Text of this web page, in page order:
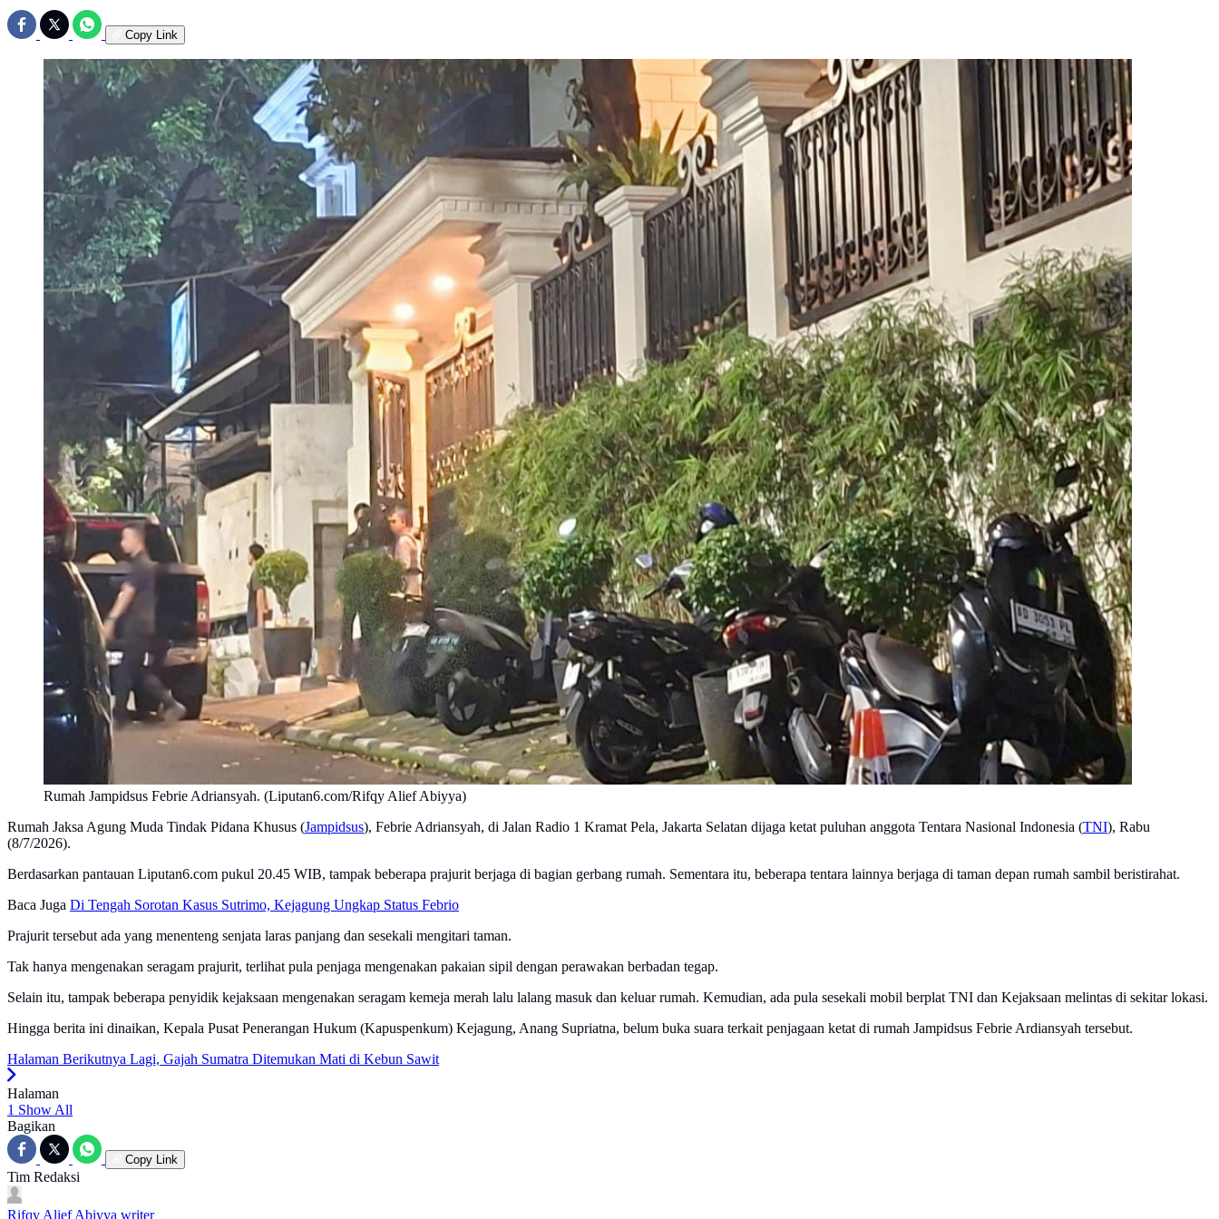
Copy Link
Rumah Jampidsus Febrie Adriansyah. (Liputan6.com/Rifqy Alief Abiyya)
Rumah Jaksa Agung Muda Tindak Pidana Khusus (Jampidsus), Febrie Adriansyah, di Jalan Radio 1 Kramat Pela, Jakarta Selatan dijaga ketat puluhan anggota Tentara Nasional Indonesia (TNI), Rabu
(8/7/2026).
Berdasarkan pantauan Liputan6.com pukul 20.45 WIB, tampak beberapa prajurit berjaga di bagian gerbang rumah. Sementara itu, beberapa tentara lainnya berjaga di taman depan rumah sambil beristirahat.
Baca Juga Di Tengah Sorotan Kasus Sutrimo, Kejagung Ungkap Status Febrio
Prajurit tersebut ada yang menenteng senjata laras panjang dan sesekali mengitari taman.
Tak hanya mengenakan seragam prajurit, terlihat pula penjaga mengenakan pakaian sipil dengan perawakan berbadan tegap.
Selain itu, tampak beberapa penyidik kejaksaan mengenakan seragam kemeja merah lalu lalang masuk dan keluar rumah. Kemudian, ada pula sesekali mobil berplat TNI dan Kejaksaan melintas di sekitar lokasi.
Hingga berita ini dinaikan, Kepala Pusat Penerangan Hukum (Kapuspenkum) Kejagung, Anang Supriatna, belum buka suara terkait penjagaan ketat di rumah Jampidsus Febrie Ardiansyah tersebut.
Halaman Berikutnya Lagi, Gajah Sumatra Ditemukan Mati di Kebun Sawit
Halaman
1 Show All
Bagikan
Copy Link
Tim Redaksi
Rifqy Alief Abiyya writer